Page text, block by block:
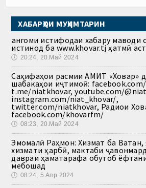
ХАБАРҲОИ МУҲИМТАРИН
Ҳангоми истифодаи хабару маводи
истинод ба www.khovar.tj ҳатмӣ
🕔 20:24, 20.Май 2024
Саҳифаҳои расмии АМИТ «Ховар»
шабакаҳои иҷтимоӣ:
t.me/niatkhovar, youtube.com/
instagram.com/niat_khovar/,
twitter.com/niatkhovar, Радиои
facebook.com/khovarfm/
🕔 08:23, 20.Май 2024
Эмомалӣ Раҳмон: Хизмат ба Ватан,
хизмати ҳарбӣ, мактаби
давраи ҳаматарафа обутоб
мебошад
🕔 08:24, 5.Апр 2024